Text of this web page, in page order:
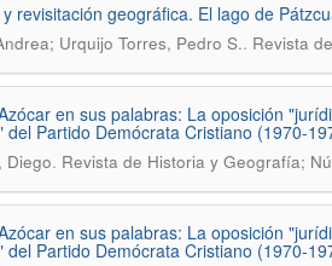
revisitación geográfica. El lago de
Urquijo Torres, Pedro S.. Revista
en sus palabras: La oposición
del Partido Demócrata Cristiano (1970-
Diego. Revista de Historia y Geografía;
en sus palabras: La oposición
del Partido Demócrata Cristiano (1970-